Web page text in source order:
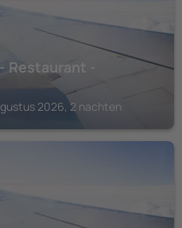
-
2026, 2 nachten